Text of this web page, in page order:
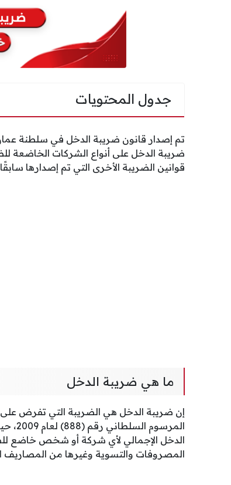
جدول المحتويات
قوانين الضريبة الأخرى التي تم إصدارها
ما هي ضريبة الدخل
إن ضريبة الدخل هي الضريبة التي تفرض
الدخل الإجمالي لأي شركة أو شخص خاضع
المصروفات والتسوية وغيرها من المصاريف